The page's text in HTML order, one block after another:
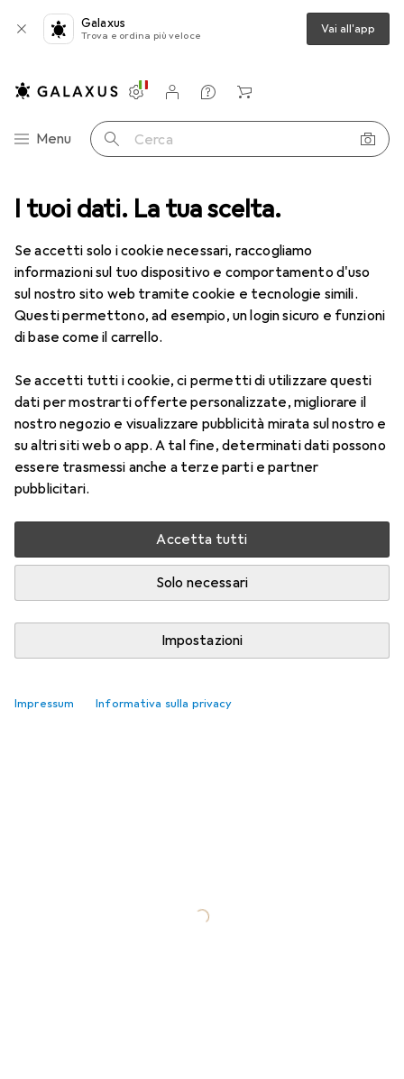
I tuoi dati. La tua scelta.
Se accetti solo i cookie necessari, raccogliamo
informazioni sul tuo dispositivo e comportamento d'uso
sul nostro sito web tramite cookie e tecnologie simili.
Questi permettono, ad esempio, un login sicuro e funzioni
di base come il carrello.
Se accetti tutti i cookie, ci permetti di utilizzare questi
dati per mostrarti offerte personalizzate, migliorare il
nostro negozio e visualizzare pubblicità mirata sul nostro e
su altri siti web o app. A tal fine, determinati dati possono
essere trasmessi anche a terze parti e partner
pubblicitari.
Accetta tutti
Solo necessari
Impostazioni
Impressum Informativa sulla privacy
Galaxus
Trova e ordina più veloce Vai all'app
Categoria Navigazione
Menu Cerca
Impostazioni
Conto cliente
Liste di confronto
Liste dei desideri
Carrello
Ferramenta Montaggio della porta
Raccordo porte
Prodotti Forum